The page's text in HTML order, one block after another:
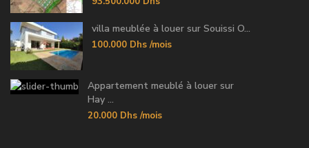
villa meublée à louer sur Souissi O...
100.000 Dhs /mois
Appartement meublé à louer sur
Hay ...
20.000 Dhs /mois